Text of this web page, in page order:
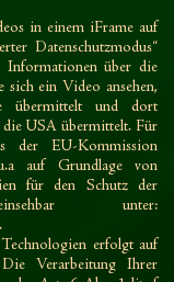
in einem iFrame auf
Datenschutzmodus“
Informationen über die
sich ein Video ansehen,
übermittelt und dort
die USA übermittelt. Für
der EU-Kommission
auf Grundlage von
für den Schutz der
unter:
.
erfolgt auf
Verarbeitung Ihrer